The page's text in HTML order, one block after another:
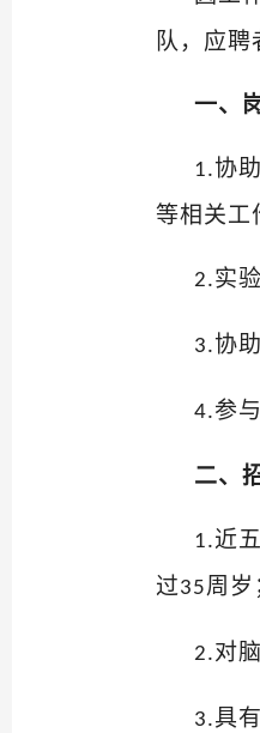
队 ，应聘
一、
1.协助
等相关工
2.实
3.协助
4.参
二、
1.近
过35周岁
2.对
3.具